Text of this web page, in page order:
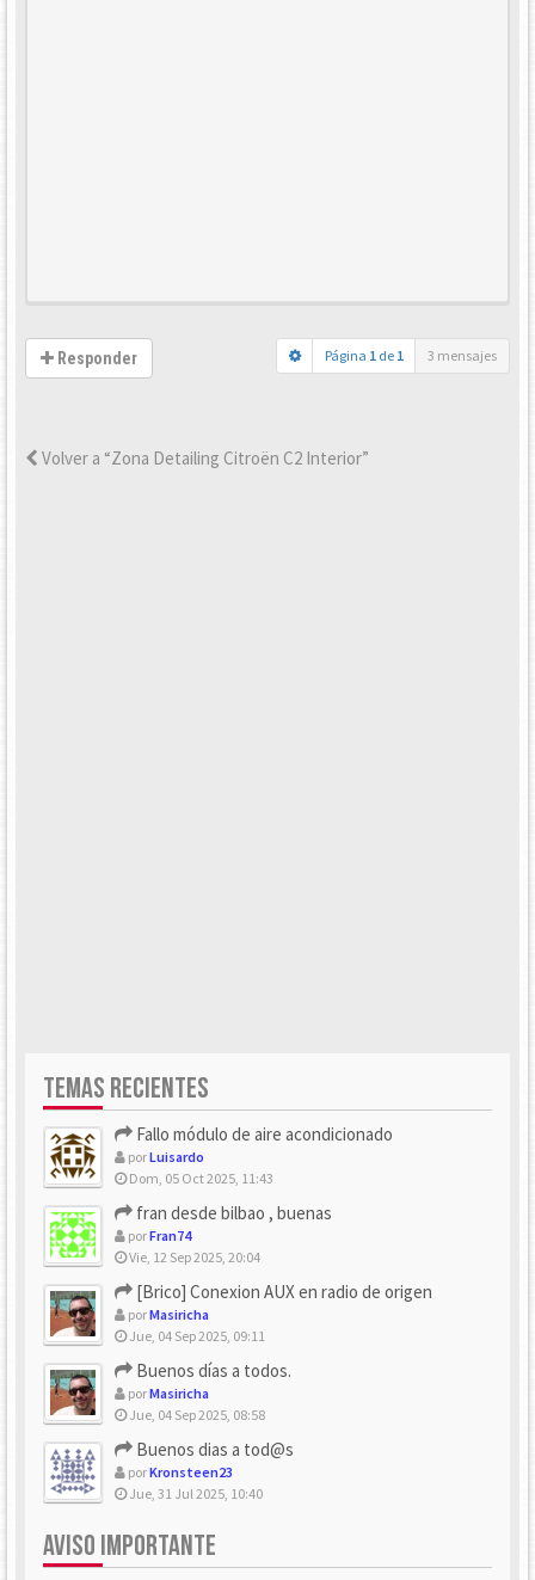
Responder Página 1 de 1 3 mensajes
Volver a “Zona Detailing Citroën C2 Interior”
TEMAS RECIENTES
Fallo módulo de aire acondicionado
porLuisardo
Dom, 05 Oct 2025, 11:43
fran desde bilbao , buenas
porFran74
Vie, 12 Sep 2025, 20:04
[Brico] Conexion AUX en radio de origen
porMasiricha
Jue, 04 Sep 2025, 09:11
Buenos días a todos.
porMasiricha
Jue, 04 Sep 2025, 08:58
Buenos dias a tod@s
porKronsteen23
Jue, 31 Jul 2025, 10:40
AVISO IMPORTANTE